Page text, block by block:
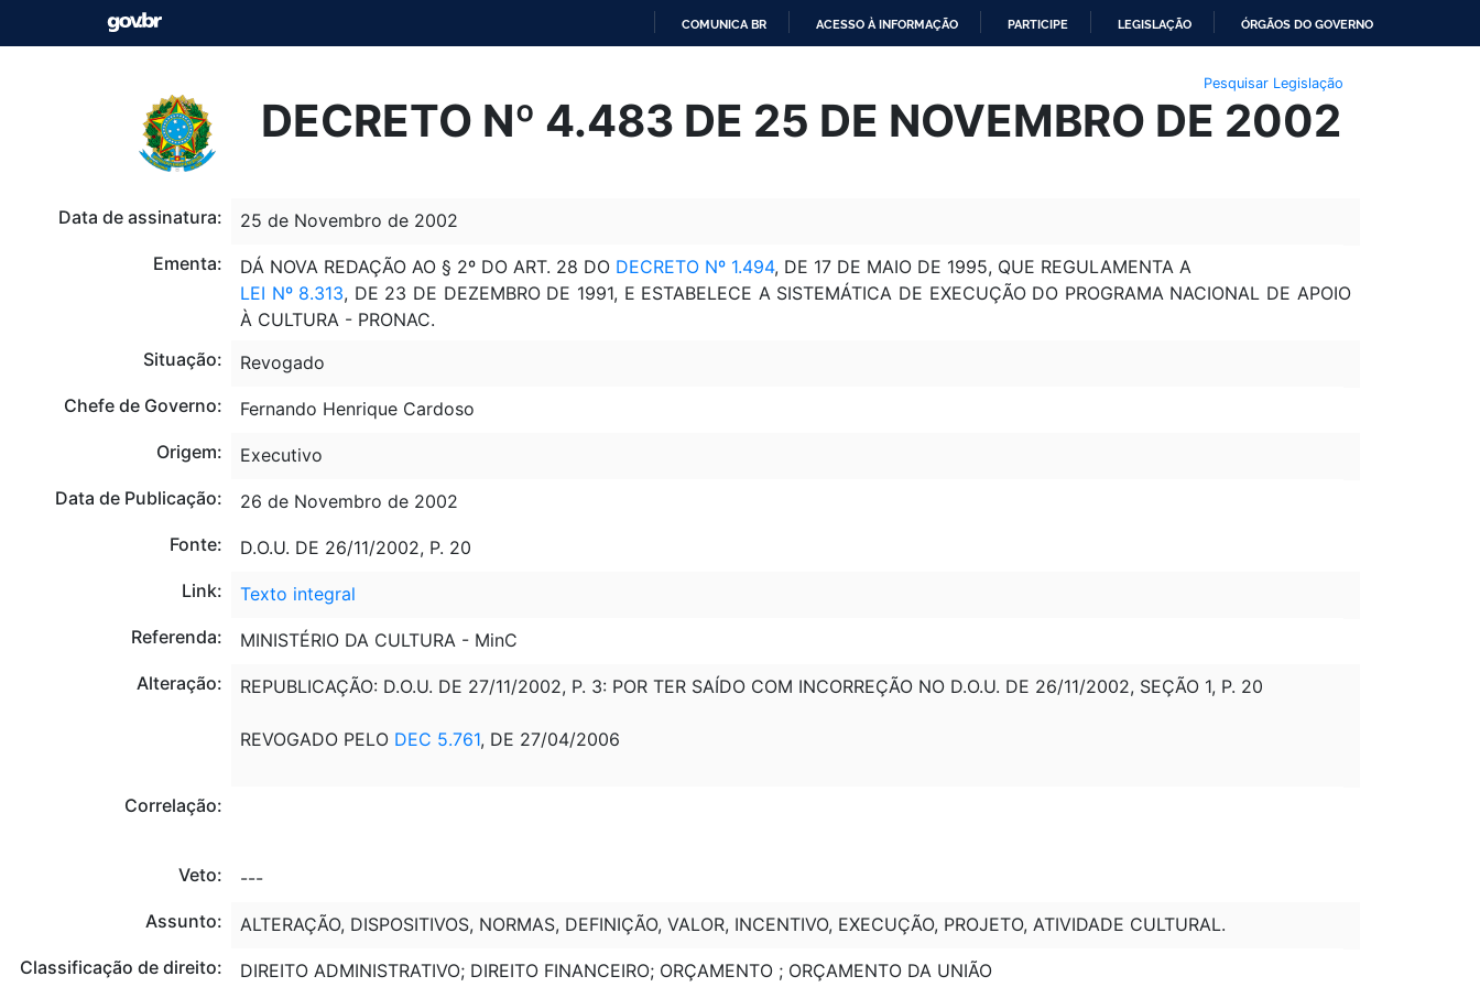
O
CONTEÚDO
COMUNICA BR ACESSO À INFORMAÇÃO PARTICIPE LEGISLAÇÃO ÓRGÃOS DO GOVERNO
Pesquisar Legislação
DECRETO Nº 4.483 DE 25 DE NOVEMBRO DE 2002
Data de assinatura:
25 de Novembro de 2002
Ementa:
DÁ NOVA REDAÇÃO AO § 2º DO ART. 28 DO DECRETO Nº 1.494, DE 17 DE MAIO DE 1995, QUE REGULAMENTA A
LEI Nº 8.313, DE 23 DE DEZEMBRO DE 1991, E ESTABELECE A SISTEMÁTICA DE EXECUÇÃO DO PROGRAMA NACIONAL DE APOIO
À CULTURA - PRONAC.
Situação:
Revogado
Chefe de Governo:
Fernando Henrique Cardoso
Origem:
Executivo
Data de Publicação:
26 de Novembro de 2002
Fonte:
D.O.U. DE 26/11/2002, P. 20
Link:
Texto integral
Referenda:
MINISTÉRIO DA CULTURA - MinC
Alteração:
REPUBLICAÇÃO: D.O.U. DE 27/11/2002, P. 3: POR TER SAÍDO COM INCORREÇÃO NO D.O.U. DE 26/11/2002, SEÇÃO 1, P. 20
REVOGADO PELO DEC 5.761, DE 27/04/2006
Correlação:
Veto:
---
Assunto:
ALTERAÇÃO, DISPOSITIVOS, NORMAS, DEFINIÇÃO, VALOR, INCENTIVO, EXECUÇÃO, PROJETO, ATIVIDADE CULTURAL.
Classificação de direito:
DIREITO ADMINISTRATIVO; DIREITO FINANCEIRO; ORÇAMENTO ; ORÇAMENTO DA UNIÃO